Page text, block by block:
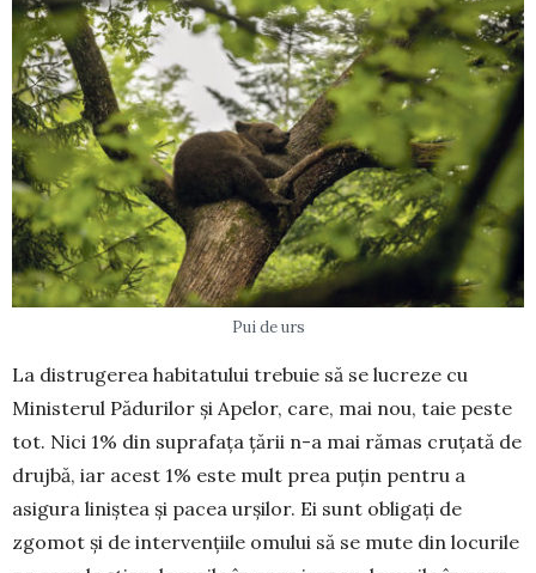
Pui de urs
La distrugerea habitatului trebuie să se lucreze cu
Ministerul Pădurilor și Apelor, care, mai nou, taie peste
tot. Nici 1% din suprafața țării n-a mai rămas cruțată de
drujbă, iar acest 1% este mult prea puțin pentru a
asigura liniștea și pacea urșilor. Ei sunt obligați de
zgomot și de intervențiile omului să se mute din locurile